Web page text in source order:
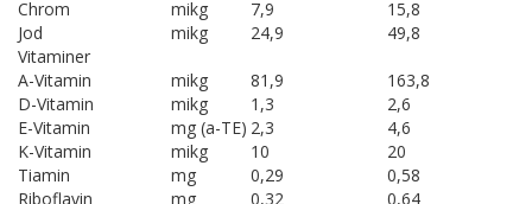
Chrom
mikg 7,9
15,8
Jod
mikg 24,9
49,8
Vitaminer
A-Vitamin
mikg 81,9
163,8
D-Vitamin
mikg 1,3
2,6
E-Vitamin
mg (a-TE) 2,3
4,6
K-Vitamin
mikg 10
20
Tiamin
mg 0,29
0,58
Riboflavin
mg 0,32
0,64